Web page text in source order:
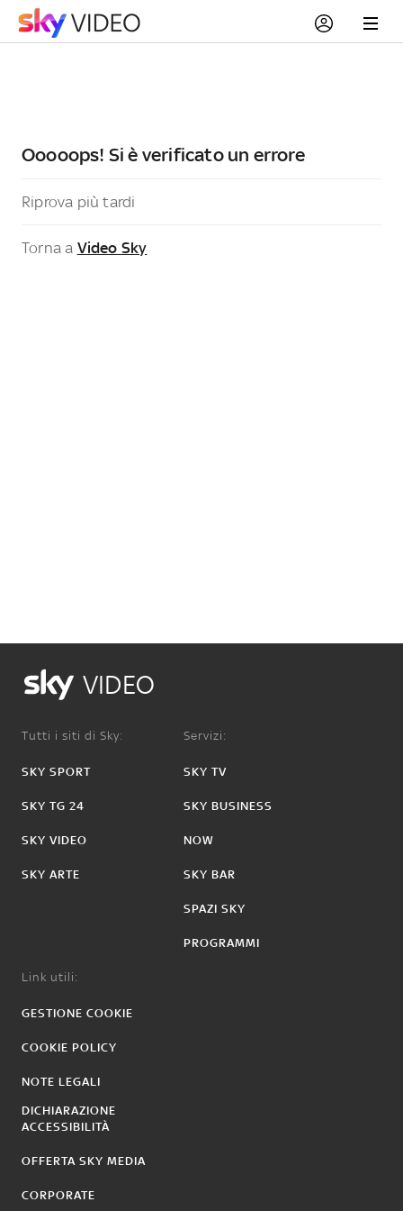
Ooooops! Si è verificato un errore
Riprova più tardi
Torna a Video Sky
VIDEO
Tutti i siti di Sky:
SKY SPORT
SKY TG 24
SKY VIDEO
SKY ARTE
Servizi:
SKY TV
SKY BUSINESS
NOW
SKY BAR
SPAZI SKY
PROGRAMMI
Link utili:
GESTIONE COOKIE
COOKIE POLICY
NOTE LEGALI
DICHIARAZIONE
ACCESSIBILITÀ
OFFERTA SKY MEDIA
CORPORATE